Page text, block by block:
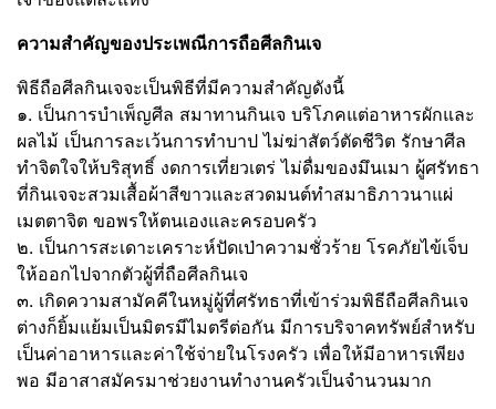
ความสำคัญของประเพณีการถือศีลกินเจ
พิธีถือศีลกินเจจะเป็นพิธีที่มีความสำคัญดังนี้
๑. เป็นการบำเพ็ญศีล สมาทานกินเจ บริโภคแต่อาหารผักและ
ผลไม้ เป็นการละเว้นการทำบาป ไม่ฆ่าสัตว์ตัดชีวิต รักษาศีล
ทำจิตใจให้บริสุทธิ์ งดการเที่ยวเตร่ ไม่ดื่มของมึนเมา ผู้ศรัทธา
ที่กินเจจะสวมเสื้อผ้าสีขาวและสวดมนต์ทำสมาธิภาวนาแผ่
เมตตาจิต ขอพรให้ตนเองและครอบครัว
๒. เป็นการสะเดาะเคราะห์ปัดเป่าความชั่วร้าย โรคภัยไข้เจ็บ
ให้ออกไปจากตัวผู้ที่ถือศีลกินเจ
๓. เกิดความสามัคคีในหมู่ผู้ที่ศรัทธาที่เข้าร่วมพิธีถือศีลกินเจ
ต่างก็ยิ้มแย้มเป็นมิตรมีไมตรีต่อกัน มีการบริจาคทรัพย์สำหรับ
เป็นค่าอาหารและค่าใช้จ่ายในโรงครัว เพื่อให้มีอาหารเพียง
พอ มีอาสาสมัครมาช่วยงานทำงานครัวเป็นจำนวนมาก